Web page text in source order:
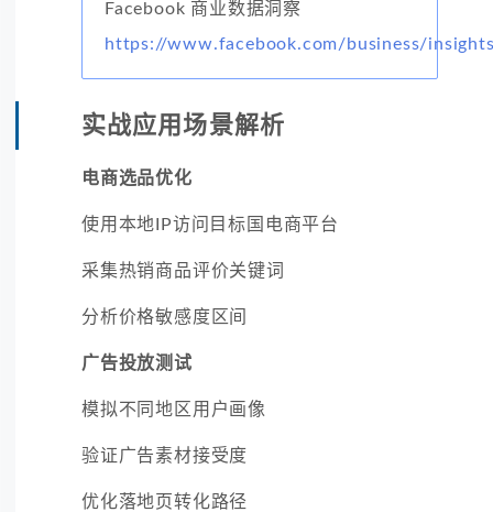
Facebook 商业数据洞察
https://www.facebook.com/business/
实战应用场景解析
电商选品优化
使用本地IP访问目标国电商平台
采集热销商品评价关键词
分析价格敏感度区间
广告投放测试
模拟不同地区用户画像
验证广告素材接受度
优化落地页转化路径